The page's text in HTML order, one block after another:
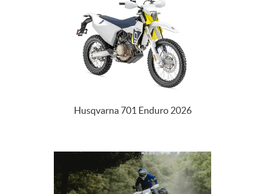
Husqvarna 701 Enduro 2026